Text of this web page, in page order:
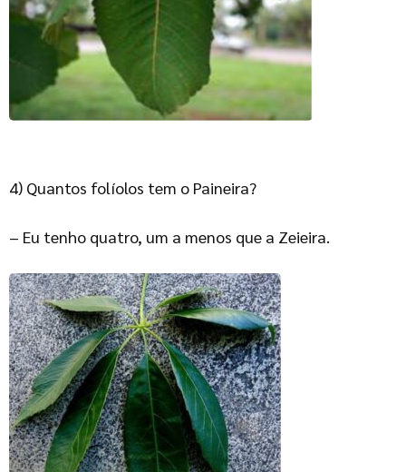
4) Quantos folíolos tem o Paineira?
– Eu tenho quatro, um a menos que a Zeieira.